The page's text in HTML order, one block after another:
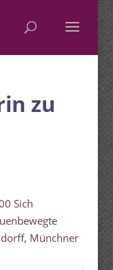
zu
Sich
Münchner